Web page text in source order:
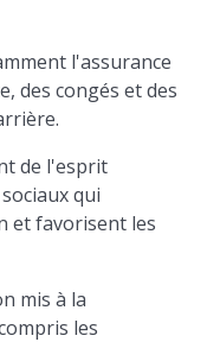
l'assurance
des congés et des
de l'esprit
qui
et favorisent les
mis à la
les